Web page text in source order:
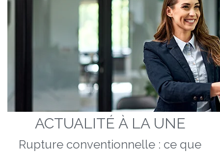
ACTUALITÉ À LA UNE
Rupture conventionnelle : ce que